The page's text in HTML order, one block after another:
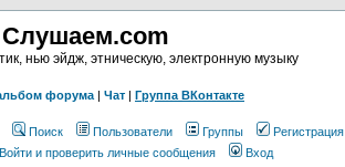
Слушаем.com
нью эйдж, этническую, электронную музыку
форума | Чат | Группа ВКонтакте
Поиск Пользователи Группы
Регистрация
Войти и проверить личные сообщения Вход